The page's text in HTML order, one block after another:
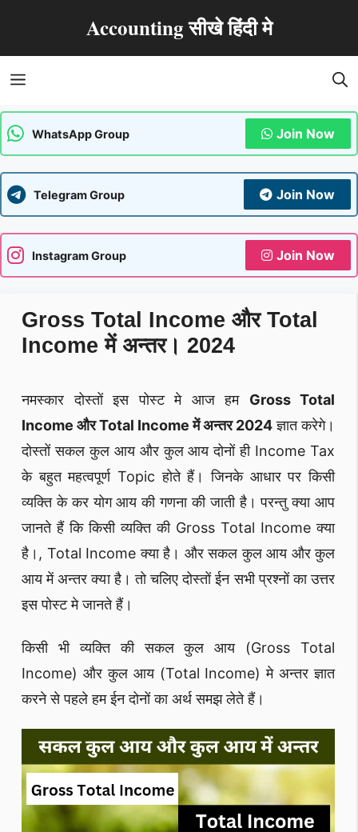
Accounting सीखे हिंदी मे
Menu
WhatsApp Group Join Now
Telegram Group Join Now
Instagram Group Join Now
Gross Total Income और Total
Income में अन्तर। 2024
नमस्कार दोस्तों इस पोस्ट मे आज हम Gross Total
Income और Total Income में अन्तर 2024ज्ञात करेगे।
दोस्तों सकल कुल आय और कुल आय दोनों ही Income Tax
के बहुत महत्वपूर्ण Topic होते हैं। जिनके आधार पर किसी
व्यक्ति के कर योग आय की गणना की जाती है। परन्तु क्या आप
जानते हैं कि किसी व्यक्ति की Gross Total Income क्या
है।, Total Income क्या है। और सकल कुल आय और कुल
आय में अन्तर क्या है। तो चलिए दोस्तों ईन सभी प्रश्नों का उत्तर
इस पोस्ट मे जानते हैं।
किसी भी व्यक्ति की सकल कुल आय (Gross Total
Income) और कुल आय (Total Income) मे अन्तर ज्ञात
करने से पहले हम ईन दोनों का अर्थ समझ लेते हैं।